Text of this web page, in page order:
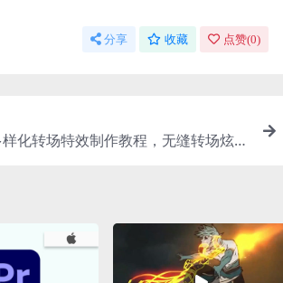
分享 收藏 点赞(0)
化转场特效制作教程，无缝转场炫酷